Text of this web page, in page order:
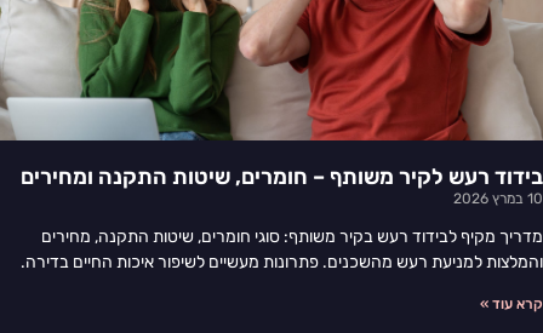
בידוד רעש לקיר משותף – חומרים, שיטות התקנה ומחירים
10 במרץ 2026
מדריך מקיף לבידוד רעש בקיר משותף: סוגי חומרים, שיטות התקנה, מחירים
והמלצות למניעת רעש מהשכנים. פתרונות מעשיים לשיפור איכות החיים בדירה.
קרא עוד »